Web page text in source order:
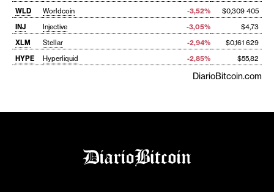
WLD
Worldcoin -3,52%
$0,309 405
INJ
Injective -3,05%
$4,73
XLM
Stellar -2,94%
$0,161 629
HYPE
Hyperliquid -2,85% $55,82
DiarioBitcoin.com